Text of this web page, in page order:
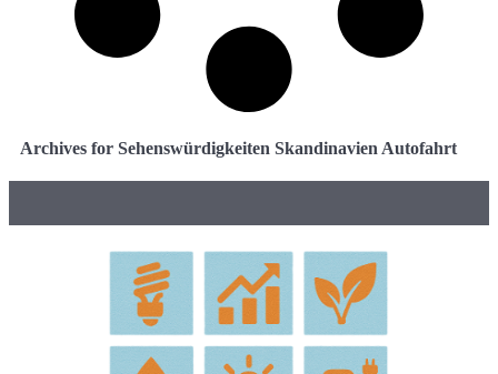
Archives for Sehenswürdigkeiten Skandinavien Autofahrt